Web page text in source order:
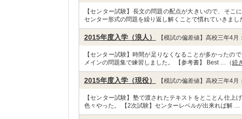
【センター試験】長文の問題の配点が大きいので、そ
センター形式の問題を繰り返し解くことで慣れていきま
2015年度入学（浪人） 【模試の偏差値】高校三年4
【センター試験】時間が足りなくなることが多かったの
メインの問題集で練習しました。 【参考書】 Best …（続
2015年度入学（現役） 【模試の偏差値】高校三年4
【センター試験】塾で渡されたテキストをとことん仕
色々やった。 【2次試験】センターレベルが出来れば解 …